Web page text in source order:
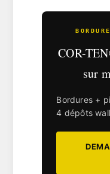
COR-
sur
Bordures +
4 dépôts